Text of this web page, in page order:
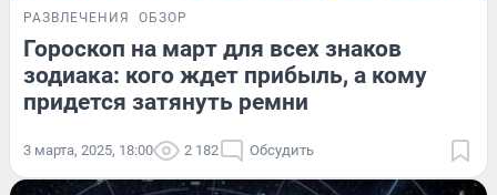
РАЗВЛЕЧЕНИЯ ОБЗОР
Гороскоп на март для всех знаков
зодиака: кого ждет прибыль, а кому
придется затянуть ремни
3 марта, 2025, 18:00 2 182 Обсудить